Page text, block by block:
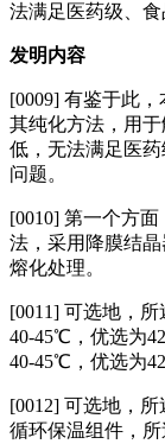
法满足医药级、食
发明内容
[0009] 有鉴于此
其纯化方法，用
低，无法满足医
问题。
[0010] 第一个方
法，采用降膜结
熔化处理。
[0011] 可选地，
40‑45℃，优选为
40‑45℃，优选为
[0012] 可选地，
循环保温组件，